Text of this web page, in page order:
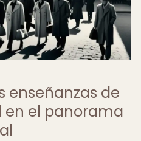
enseñanzas de
en el panorama